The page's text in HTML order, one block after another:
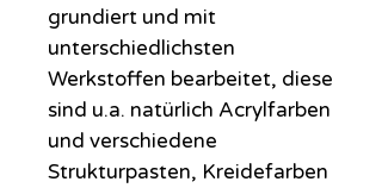
grundiert und mit
unterschiedlichsten
Werkstoffen bearbeitet, diese
sind u.a. natürlich Acrylfarben
und verschiedene
Strukturpasten, Kreidefarben